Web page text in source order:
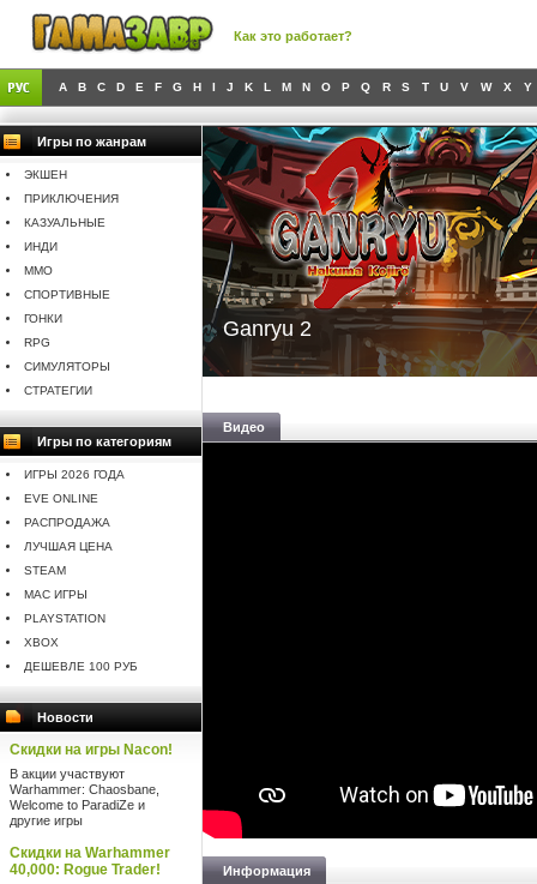
Как это работает?
A B C D E F G H I J K L M N O P Q R S T U V W X Y
Игры по жанрам
ЭКШЕН
ПРИКЛЮЧЕНИЯ
КАЗУАЛЬНЫЕ
ИНДИ
MMO
СПОРТИВНЫЕ
ГОНКИ
RPG
СИМУЛЯТОРЫ
СТРАТЕГИИ
Игры по категориям
ИГРЫ 2026 ГОДА
EVE ONLINE
РАСПРОДАЖА
ЛУЧШАЯ ЦЕНА
STEAM
MAC ИГРЫ
PLAYSTATION
XBOX
ДЕШЕВЛЕ 100 РУБ
Новости
Скидки на игры Nacon!
В акции участвуют
Warhammer: Chaosbane,
Welcome to ParadiZe и
другие игры
Скидки на Warhammer
40,000: Rogue Trader!
Ganryu 2
Видео
Информация